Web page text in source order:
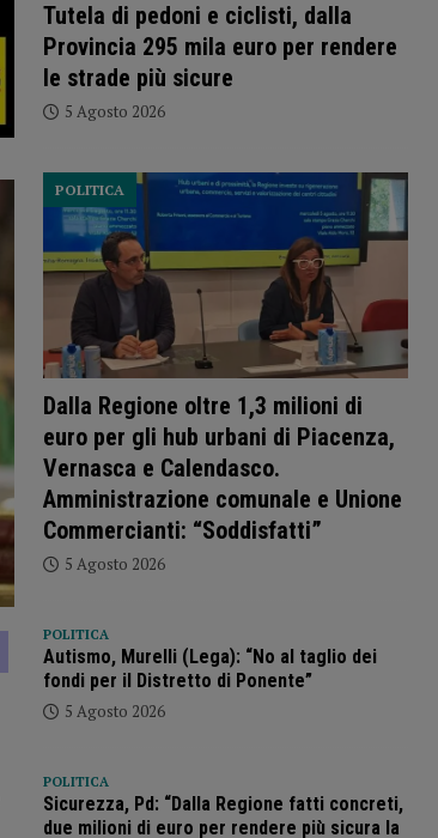
Tutela di pedoni e ciclisti, dalla
Provincia 295 mila euro per rendere
le strade più sicure
5 Agosto 2026
Dalla Regione oltre 1,3 milioni di
euro per gli hub urbani di Piacenza,
Vernasca e Calendasco.
Amministrazione comunale e Unione
Commercianti: “Soddisfatti”
POLITICA
5 Agosto 2026
POLITICA
Autismo, Murelli (Lega): “No al taglio dei
fondi per il Distretto di Ponente”
5 Agosto 2026
POLITICA
Sicurezza, Pd: “Dalla Regione fatti concreti,
due milioni di euro per rendere più sicura la